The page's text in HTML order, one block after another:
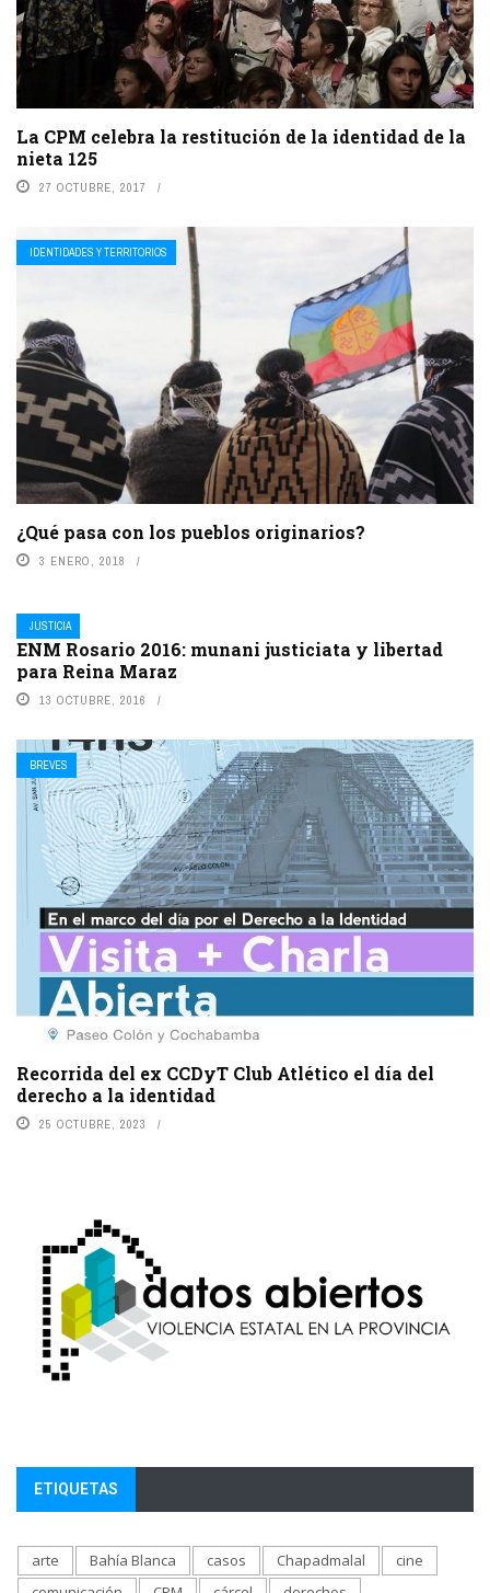
La CPM celebra la restitución de la identidad de la
nieta 125
27 OCTUBRE, 2017
IDENTIDADES Y TERRITORIOS
¿Qué pasa con los pueblos originarios?
3 ENERO, 2018
JUSTICIA
ENM Rosario 2016: munani justiciata y libertad
para Reina Maraz
13 OCTUBRE, 2016
BREVES
Recorrida del ex CCDyT Club Atlético el día del
derecho a la identidad
25 OCTUBRE, 2023
ETIQUETAS
arte Bahía Blanca casos Chapadmalal
cine